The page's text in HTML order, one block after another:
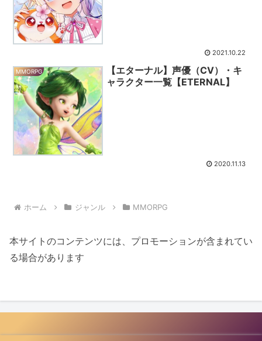
2021.10.22
MMORPG
【エターナル】声優（CV）・キ
ャラクター一覧【ETERNAL】
2020.11.13
ホーム ジャンル MMORPG
本サイトのコンテンツには、プロモーションが含まれてい
る場合があります